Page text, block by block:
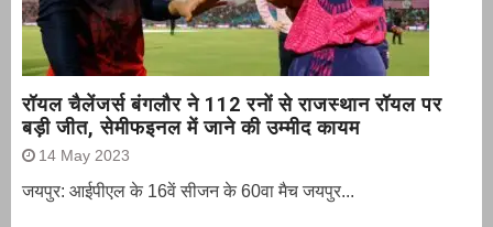
रॉयल चैलेंजर्स बंगलौर ने 112 रनों से राजस्थान रॉयल पर
बड़ी जीत, सेमीफइनल में जाने की उम्मीद कायम
14 May 2023
जयपुर: आईपीएल के 16वें सीजन के 60वा मैच जयपुर...